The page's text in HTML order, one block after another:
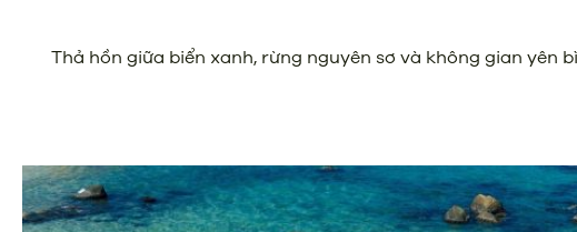
Thả hồn giữa biển xanh, rừng nguyên sơ và không gian yên